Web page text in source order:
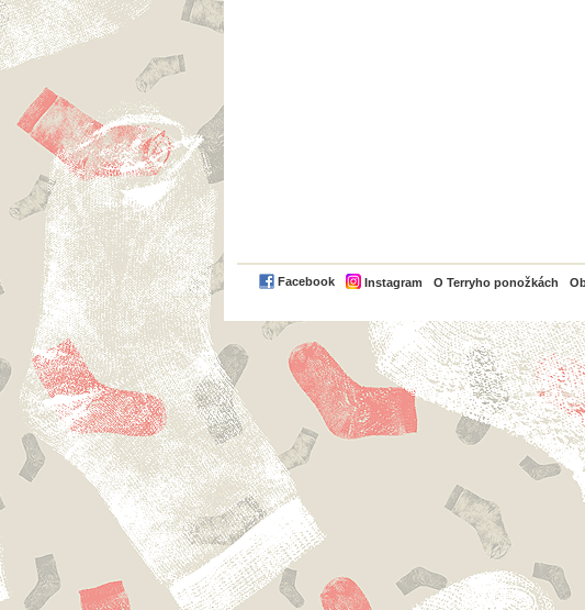
Facebook Instagram O Terryho ponožkách